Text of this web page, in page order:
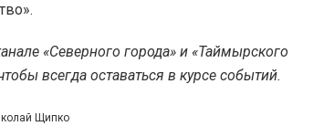
«Северного города» и «Таймырского
всегда оставаться в курсе событий.
Щипко